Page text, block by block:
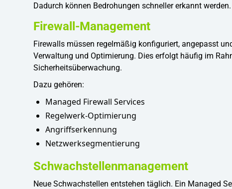
Dadurch können Bedrohungen schneller erkannt werden.
Firewall-Management
Firewalls müssen regelmäßig konfiguriert, angepasst
Verwaltung und Optimierung. Dies erfolgt häufig im
Sicherheitsüberwachung.
Dazu gehören:
Managed Firewall Services
Regelwerk-Optimierung
Angriffserkennung
Netzwerksegmentierung
Schwachstellenmanagement
Neue Schwachstellen entstehen täglich. Ein Managed